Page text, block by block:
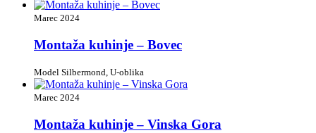
Marec 2024
Montaža kuhinje – Bovec
Model Silbermond, U-oblika
Marec 2024
Montaža kuhinje – Vinska Gora